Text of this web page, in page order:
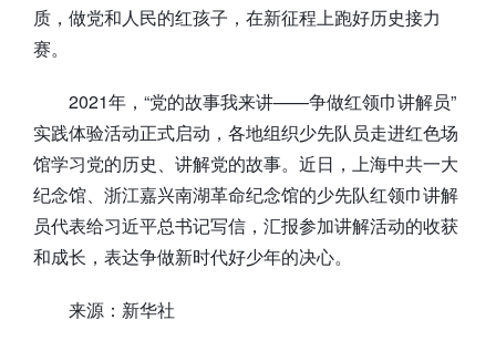
质，做党和人民的红孩子，在新征程上跑好历史接力
赛。
2021年，“党的故事我来讲——争做红领巾讲解员”
实践体验活动正式启动，各地组织少先队员走进红色场
馆学习党的历史、讲解党的故事。近日，上海中共一大
纪念馆、浙江嘉兴南湖革命纪念馆的少先队红领巾讲解
员代表给习近平总书记写信，汇报参加讲解活动的收获
和成长，表达争做新时代好少年的决心。
来源：新华社